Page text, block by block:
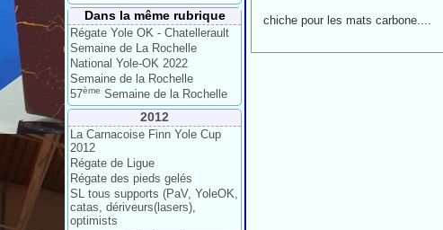
Dans la même rubrique
Régate Yole OK - Chatellerault
Semaine de La Rochelle
National Yole-OK 2022
Semaine de la Rochelle
57ème Semaine de la Rochelle
2012
La Carnacoise Finn Yole Cup
2012
Régate de Ligue
Régate des pieds gelés
SL tous supports (PaV, YoleOK,
catas, dériveurs(lasers),
optimists
chiche pour les mats carbone....